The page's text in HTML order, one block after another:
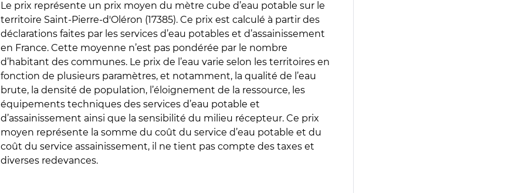
Le prix représente un prix moyen du mètre cube d’eau potable sur le
territoire Saint-Pierre-d'Oléron (17385). Ce prix est calculé à partir des
déclarations faites par les services d’eau potables et d’assainissement
en France. Cette moyenne n’est pas pondérée par le nombre
d’habitant des communes. Le prix de l’eau varie selon les territoires en
fonction de plusieurs paramètres, et notamment, la qualité de l’eau
brute, la densité de population, l’éloignement de la ressource, les
équipements techniques des services d’eau potable et
d’assainissement ainsi que la sensibilité du milieu récepteur. Ce prix
moyen représente la somme du coût du service d’eau potable et du
coût du service assainissement, il ne tient pas compte des taxes et
diverses redevances.